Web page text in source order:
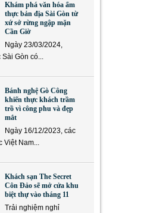
Khám phá văn hóa ẩm
thực bản địa Sài Gòn từ
xứ sở rừng ngập mặn
Cần Giờ
Ngày 23/03/2024,
Gòn có...
Bánh nghệ Gò Công
khiến thực khách trầm
trồ vì công phu và đẹp
mắt
Ngày 16/12/2023, các
Việt Nam...
Khách sạn The Secret
Côn Đảo sẽ mở cửa khu
biệt thự vào tháng 11
Trải nghiệm nghỉ